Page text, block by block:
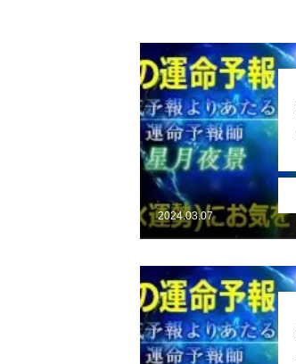
YouTube
Online Store
2024.03.07